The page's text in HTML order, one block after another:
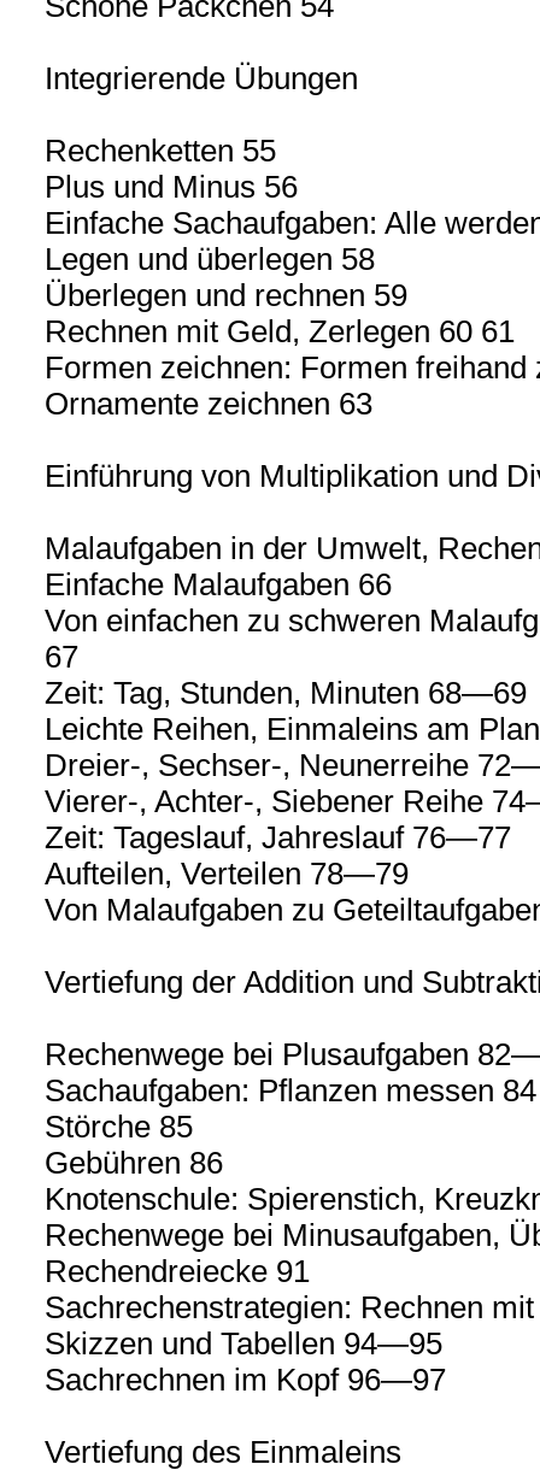
Integrierende Übungen
Rechenketten 55
Plus und Minus 56
Einfache Sachaufgaben: Alle
Legen und überlegen 58
Überlegen und rechnen 59
Rechnen mit Geld, Zerlegen 60 61
Formen zeichnen: Formen freihand
Ornamente zeichnen 63
Einführung von Multiplikation und
Malaufgaben in der Umwelt,
Einfache Malaufgaben 66
Von einfachen zu schweren
67
Zeit: Tag, Stunden, Minuten 68—69
Leichte Reihen, Einmaleins am
Dreier-, Sechser-, Neunerreihe
Vierer-, Achter-, Siebener Reihe
Zeit: Tageslauf, Jahreslauf 76—77
Aufteilen, Verteilen 78—79
Von Malaufgaben zu
Vertiefung der Addition und
Rechenwege bei Plusaufgaben
Sachaufgaben: Pflanzen messen 84
Störche 85
Gebühren 86
Knotenschule: Spierenstich,
Rechenwege bei Minusaufgaben,
Rechendreiecke 91
Sachrechenstrategien: Rechnen
Skizzen und Tabellen 94—95
Sachrechnen im Kopf 96—97
Vertiefung des Einmaleins